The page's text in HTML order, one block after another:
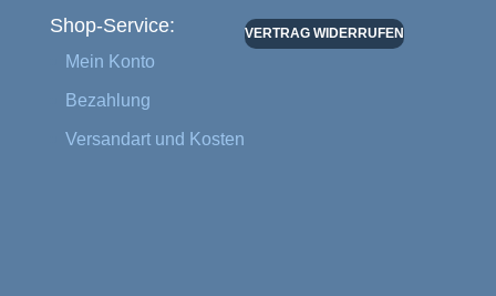
Shop-Service:
Mein Konto
Bezahlung
Versandart und Kosten
VERTRAG WIDERRUFEN